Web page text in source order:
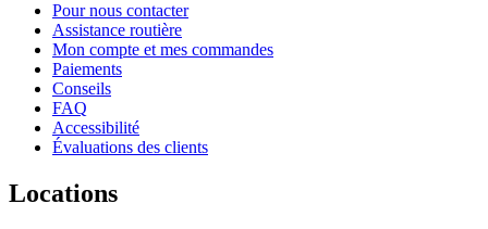
Pour nous contacter
Assistance routière
Mon compte et mes commandes
Paiements
Conseils
FAQ
Accessibilité
Évaluations des clients
Locations